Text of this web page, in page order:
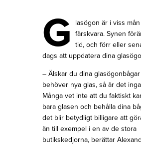
G
lasögon är i viss
färskvara. Synen
tid, och förr eller
dags att uppdatera dina
– Älskar du dina
behöver nya glas, så är det
Många vet inte att du faktiskt
bara glasen och behålla dina
det blir betydligt billigare att
än till exempel i en av de stora
butikskedjorna, berättar